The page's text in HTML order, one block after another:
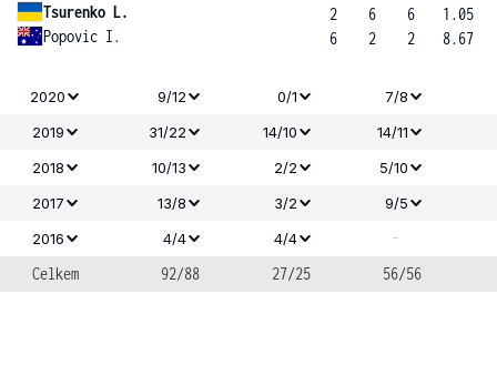
Tsurenko L.
Popovic I.
2
6
6
2
6
2
1.05
8.67
2020 9/12 0/1
7/8
2019
31/22 14/10
14/11
2018
10/13 2/2
5/10
2017
13/8 3/2
9/5
2016
4/4 4/4
-
Celkem
92/88 27/25 56/56